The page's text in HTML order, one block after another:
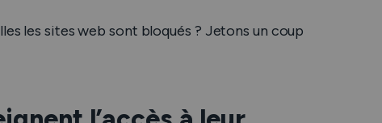
les sites web sont bloqués ? Jetons un coup